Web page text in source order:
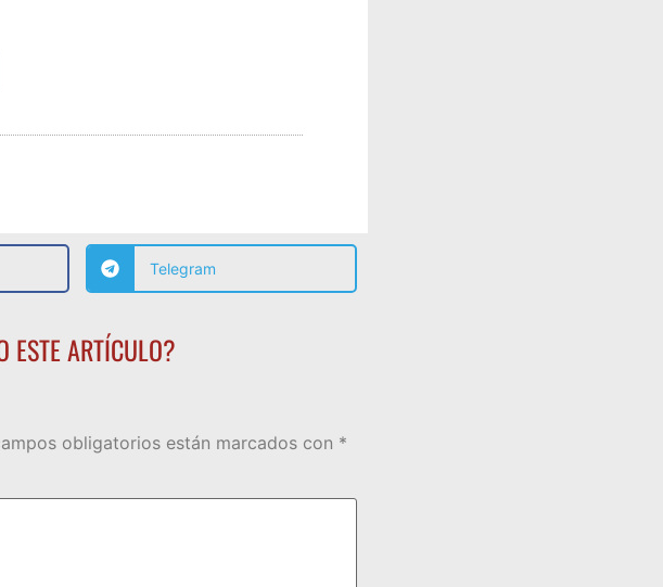
Telegram
ARTÍCULO?
obligatorios están marcados con *